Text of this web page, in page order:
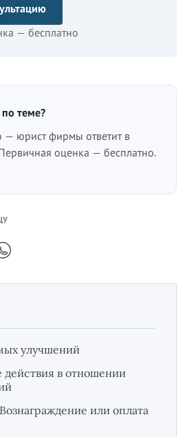
— бесплатно
теме?
— юрист фирмы ответит в
оценка — бесплатно.
улучшений
в отношении
или оплата